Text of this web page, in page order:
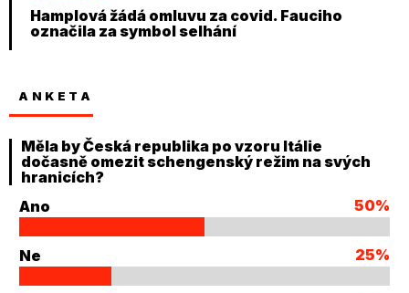
Hamplová žádá omluvu za covid. Fauciho
označila za symbol selhání
ANKETA
Měla by Česká republika po vzoru Itálie
dočasně omezit schengenský režim na svých
hranicích?
Ano
50%
Ne 25%